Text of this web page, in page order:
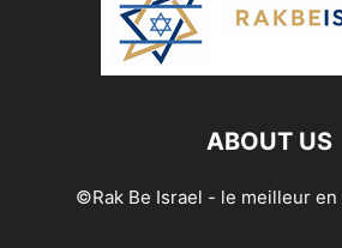
ABOUT US
©Rak Be Israel - le meilleur